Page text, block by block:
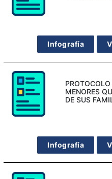
Infografía
MENORES
DE SUS
Infografía